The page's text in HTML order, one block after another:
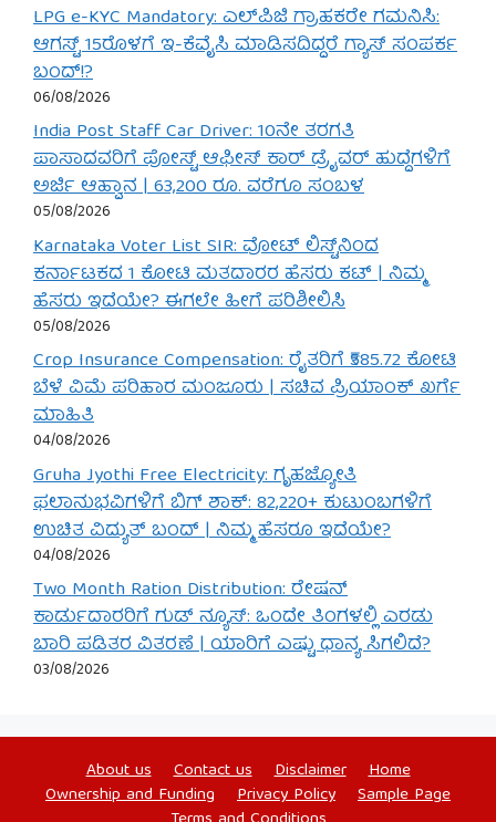
LPG e-KYC Mandatory: ಎಲ್‌ಪಿಜಿ ಗ್ರಾಹಕರೇ ಗಮನಿಸಿ:
ಆಗಸ್ಟ್ 15ರೊಳಗೆ ಇ-ಕೆವೈಸಿ ಮಾಡಿಸದಿದ್ದರೆ ಗ್ಯಾಸ್ ಸಂಪರ್ಕ
ಬಂದ್!?
06/08/2026
India Post Staff Car Driver: 10ನೇ ತರಗತಿ
ಪಾಸಾದವರಿಗೆ ಪೋಸ್ಟ್ ಆಫೀಸ್ ಕಾರ್ ಡ್ರೈವರ್ ಹುದ್ದೆಗಳಿಗೆ
ಅರ್ಜಿ ಆಹ್ವಾನ | 63,200 ರೂ. ವರೆಗೂ ಸಂಬಳ
05/08/2026
Karnataka Voter List SIR: ವೋಟ್ ಲಿಸ್ಟ್‌ನಿಂದ
ಕರ್ನಾಟಕದ 1 ಕೋಟಿ ಮತದಾರರ ಹೆಸರು ಕಟ್ | ನಿಮ್ಮ
ಹೆಸರು ಇದೆಯೇ? ಈಗಲೇ ಹೀಗೆ ಪರಿಶೀಲಿಸಿ
05/08/2026
Crop Insurance Compensation: ರೈತರಿಗೆ ₹585.72 ಕೋಟಿ
ಬೆಳೆ ವಿಮೆ ಪರಿಹಾರ ಮಂಜೂರು | ಸಚಿವ ಪ್ರಿಯಾಂಕ್ ಖರ್ಗೆ
ಮಾಹಿತಿ
04/08/2026
Gruha Jyothi Free Electricity: ಗೃಹಜ್ಯೋತಿ
ಫಲಾನುಭವಿಗಳಿಗೆ ಬಿಗ್ ಶಾಕ್: 82,220+ ಕುಟುಂಬಗಳಿಗೆ
ಉಚಿತ ವಿದ್ಯುತ್ ಬಂದ್ | ನಿಮ್ಮ ಹೆಸರೂ ಇದೆಯೇ?
04/08/2026
Two Month Ration Distribution: ರೇಷನ್
ಕಾರ್ಡುದಾರರಿಗೆ ಗುಡ್ ನ್ಯೂಸ್: ಒಂದೇ ತಿಂಗಳಲ್ಲಿ ಎರಡು
ಬಾರಿ ಪಡಿತರ ವಿತರಣೆ | ಯಾರಿಗೆ ಎಷ್ಟು ಧಾನ್ಯ ಸಿಗಲಿದೆ?
03/08/2026
About us Contact us Disclaimer
Home
Ownership and Funding
Privacy Policy
Sample Page